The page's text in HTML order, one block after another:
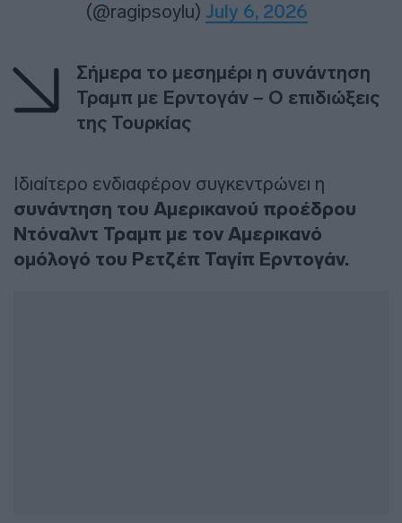
(@ragipsoylu) July 6, 2026
Σήμερα το μεσημέρι η συνάντηση
Τραμπ με Ερντογάν – Ο επιδιώξεις
της Τουρκίας
Ιδιαίτερο ενδιαφέρον συγκεντρώνει η
συνάντηση του Αμερικανού προέδρου
Ντόναλντ Τραμπ με τον Αμερικανό
ομόλογό του Ρετζέπ Ταγίπ Ερντογάν.